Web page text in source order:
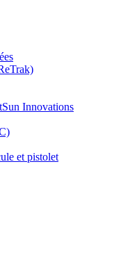
Innovations
et pistolet